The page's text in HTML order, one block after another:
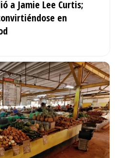
a Jamie Lee Curtis;
en